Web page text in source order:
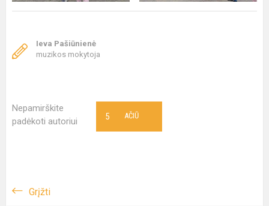
Ieva Pašiūnienė
muzikos mokytoja
Nepamirškite
padėkoti autoriui
AČIŪ
5
Grįžti